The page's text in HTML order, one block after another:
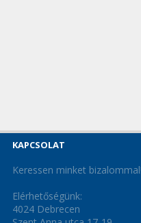
KAPCSOLAT
Keressen minket bizalommal!
Elérhetőségünk:
4024 Debrecen